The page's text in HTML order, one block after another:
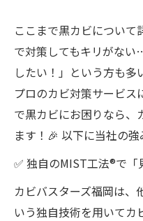
ここまで黒カビについ
で対策してもキリがな
したい！」という方も
プロのカビ対策サービス
で黒カビにお困りなら、
ます！🎉 以下に当社の強
✅ 独自のMIST工法®で
カビバスターズ福岡は、
いう独自技術を用いてカ